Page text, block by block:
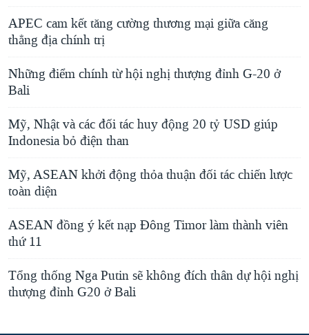
APEC cam kết tăng cường thương mại giữa căng
thẳng địa chính trị
Những điểm chính từ hội nghị thượng đỉnh G-20 ở
Bali
Mỹ, Nhật và các đối tác huy động 20 tỷ USD giúp
Indonesia bỏ điện than
Mỹ, ASEAN khởi động thỏa thuận đối tác chiến lược
toàn diện
ASEAN đồng ý kết nạp Đông Timor làm thành viên
thứ 11
Tổng thống Nga Putin sẽ không đích thân dự hội nghị
thượng đỉnh G20 ở Bali